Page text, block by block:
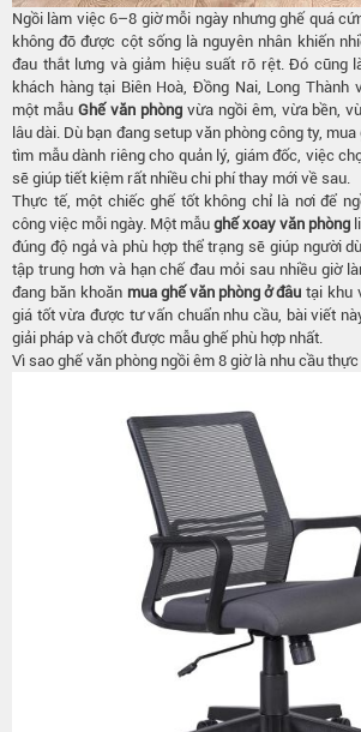
Ngồi làm việc 6–8 giờ mỗi ngày nhưng ghế quá
không đỡ được cột sống là nguyên nhân khiến
đau thắt lưng và giảm hiệu suất rõ rệt. Đó cũng
khách hàng tại Biên Hoà, Đồng Nai, Long Thành
một mẫu Ghế văn phòngvừa ngồi êm, vừa bền,
lâu dài. Dù bạn đang setup văn phòng công ty, mua
tìm mẫu dành riêng cho quản lý, giám đốc, việc
sẽ giúp tiết kiệm rất nhiều chi phí thay mới về sau.
Thực tế, một chiếc ghế tốt không chỉ là nơi để
công việc mỗi ngày. Một mẫu ghế xoay văn phòng
đúng độ ngả và phù hợp thể trạng sẽ giúp người
tập trung hơn và hạn chế đau mỏi sau nhiều giờ
đang băn khoăn mua ghế văn phòng ở đâu tại khu
giá tốt vừa được tư vấn chuẩn nhu cầu, bài viết
giải pháp và chốt được mẫu ghế phù hợp nhất.
Vì sao ghế văn phòng ngồi êm 8 giờ là nhu cầu